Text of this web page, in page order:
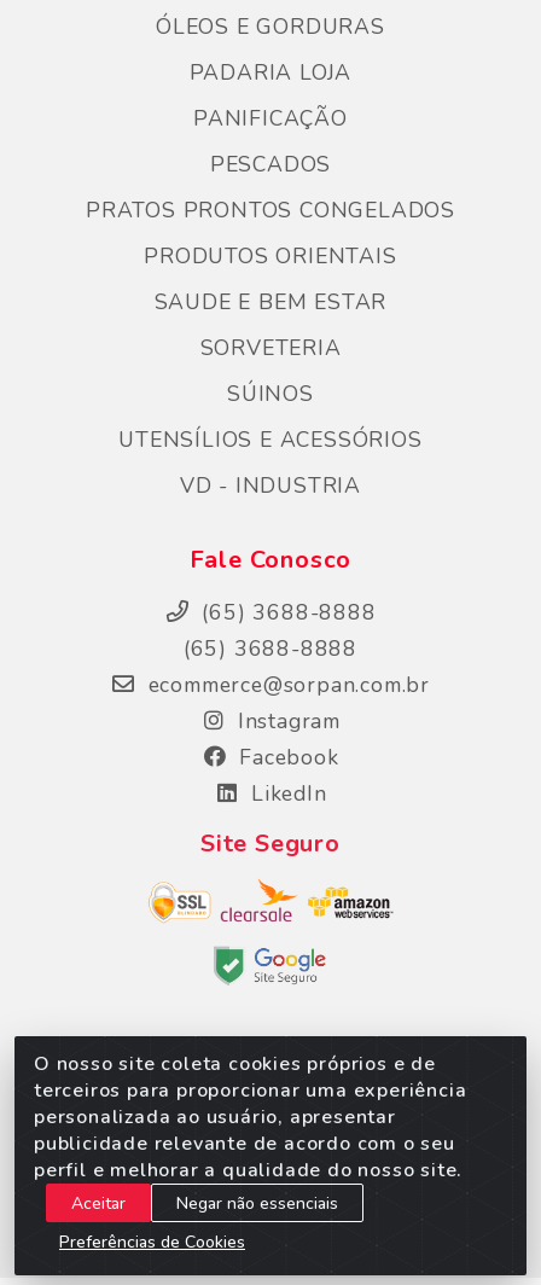
O nosso site coleta cookies próprios e de
terceiros para proporcionar uma experiência
personalizada ao usuário, apresentar
publicidade relevante de acordo com o seu
perfil e melhorar a qualidade do nosso site.
Aceitar
Negar não essenciais
Preferências de Cookies
ÓLEOS E GORDURAS
PADARIA LOJA
PANIFICAÇÃO
PESCADOS
PRATOS PRONTOS CONGELADOS
PRODUTOS ORIENTAIS
SAUDE E BEM ESTAR
SORVETERIA
SÚINOS
UTENSÍLIOS E ACESSÓRIOS
VD - INDUSTRIA
Fale Conosco
(65) 3688-8888
(65) 3688-8888
ecommerce@sorpan.com.br
Instagram
Facebook
LikedIn
Site Seguro
Sorpan - Rodovia dos Imigrantes, Lote 06, São
Matheus, Várzea Grande/MT – CEP 78152-135 - CNPJ
02.623.537/0010-24